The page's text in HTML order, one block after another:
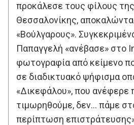
προκάλεσε τους φίλους
Θεσσαλονίκης,
«Βούλγαρους».
Παπαγγελή «ανέβασε» στο
φωτογραφία από κείμενο
σε διαδικτυακό ψήφισμα
«Δικεφάλου», που ανέφερε
τιμωρηθούμε, δεν… πάμε
περίπτωση